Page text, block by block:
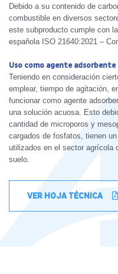
Debido a su contenido de
combustible en diversos
este subproducto cumple con
española ISO 21640:2021 –
Uso como agente adsorbente
Teniendo en consideración
emplear, tiempo de agitación,
funcionar como agente
una solución acuosa. Esto
cantidad de microporos y
cargados de fosfatos, tienen
utilizados en el sector agrícola
suelo.
VER HOJA TÉCNICA